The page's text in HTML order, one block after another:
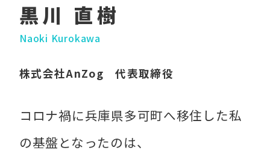
黒川 直樹
Naoki Kurokawa
株式会社AnZog 代表取締役
コロナ禍に兵庫県多可町へ移住した私
の基盤となったのは、